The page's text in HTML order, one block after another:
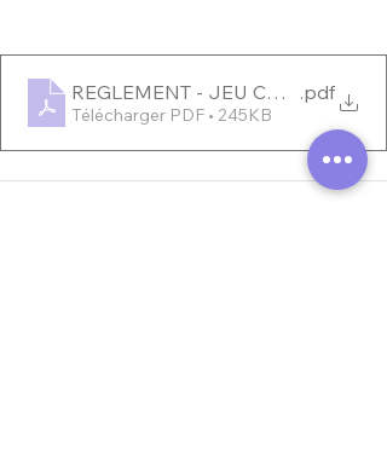
REGLEMENT - JEU CONCOURS
.pdf
Télécharger PDF • 245KB